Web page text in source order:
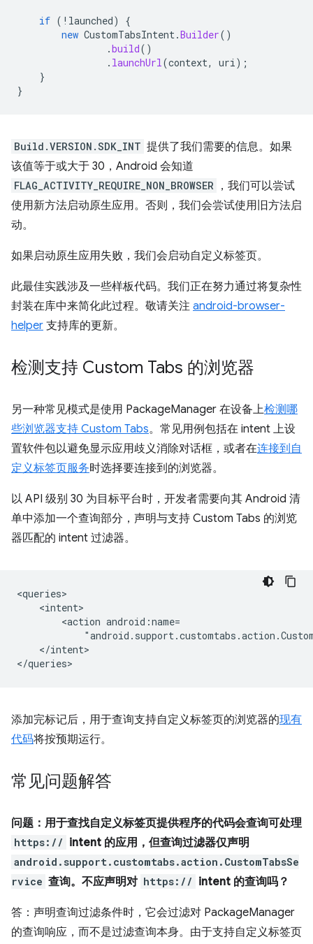
if ( ! launched)
{
new CustomTabsIntent.Builder()
.build()
. launchUrl(context, uri);
}
}
Build.VERSION.SDK_INT 提供了我们需要的信息。如果
该值等于或大于 30，Android 会知道
FLAG_ACTIVITY_REQUIRE_NON_BROWSER
，我们可以尝试
使用新方法启动原生应用。否则，我们会尝试使用旧方法启
动。
如果启动原生应用失败，我们会启动自定义标签页。
此最佳实践涉及一些样板代码。我们正在努力通过将复杂性
封装在库中来简化此过程。敬请关注 android-browser-
helper 支持库的更新。
检测支持 Custom Tabs 的浏览器
另一种常见模式是使用 PackageManager 在设备上检测哪
些浏览器支持 Custom Tabs。常见用例包括在 intent 上设
置软件包以避免显示应用歧义消除对话框，或者在连接到自
定义标签页服务时选择要连接到的浏览器。
以 API 级别 30 为目标平台时，开发者需要向其 Android 清
单中添加一个查询部分，声明与支持 Custom Tabs 的浏览
器匹配的 intent 过滤器。
<action
</intent>
添加完标记后，用于查询支持自定义标签页的浏览器的现有
代码将按预期运行。
常见问题解答
问题：用于查找自定义标签页提供程序的代码会查询可处理
https:// intent 的应用，但查询过滤器仅声明
android.support.customtabs.action.CustomTabsSe
rvice 查询。不应声明对 https:// intent 的查询吗？
答：声明查询过滤条件时，它会过滤对 PackageManager
的查询响应，而不是过滤查询本身。由于支持自定义标签页